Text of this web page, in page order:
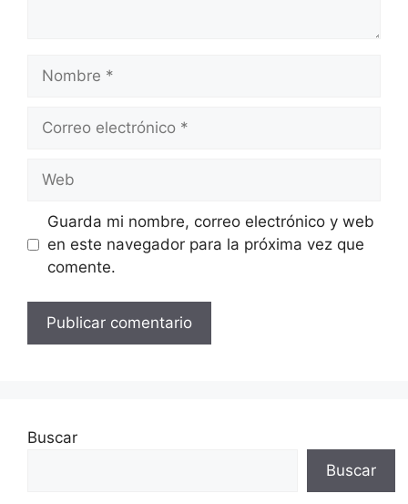
electrónico
Guarda mi nombre, correo electrónico y web
en este navegador para la próxima vez que
comente.
Buscar
Buscar